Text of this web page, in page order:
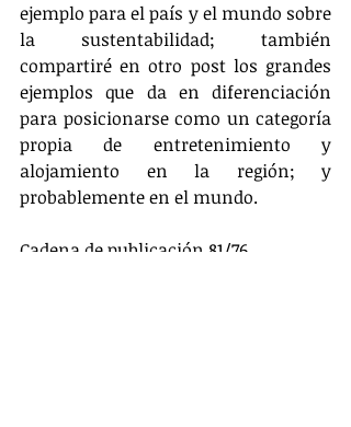
ejemplo para el país y el mundo sobre
la sustentabilidad; también
compartiré en otro post los grandes
ejemplos que da en diferenciación
para posicionarse como un categoría
propia de entretenimiento y
alojamiento en la región; y
probablemente en el mundo.
Cadena de publicación 81/76